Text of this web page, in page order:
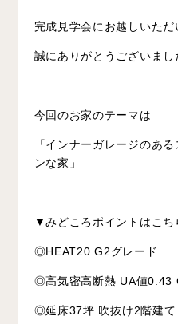
完成見学会にお越しいただ
誠にありがとうございまし
今回のお家のテーマは
「インナーガレージのあ
ンな家」
▼みどころポイントはこち
◎HEAT20 G2グレード
◎高気密高断熱 UA値0.43
◎延床37坪 吹抜け2階建て